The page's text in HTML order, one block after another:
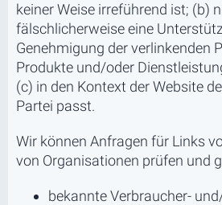
keiner Weise irreführend ist; (b)
fälschlicherweise eine
Genehmigung der verlinkenden
Produkte und/oder
(c) in den Kontext der Website
Partei passt.
Wir können Anfragen für Links
von Organisationen prüfen und
bekannte Verbraucher-